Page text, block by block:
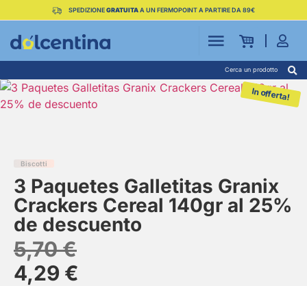
SPEDIZIONEGRATUITAA UN FERMOPOINT A PARTIRE DA 89€
Cerca un prodotto
In offerta!
Biscotti
3 Paquetes Galletitas Granix
Crackers Cereal 140gr al 25%
de descuento
5,70€
4,29 €